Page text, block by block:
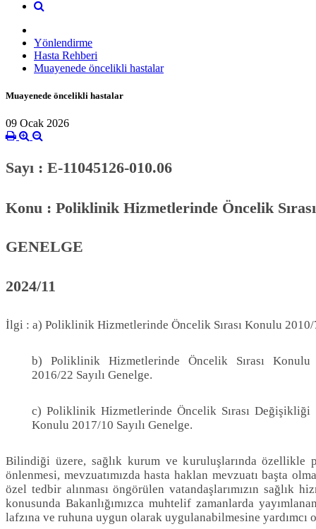
Yönlendirme
Hasta Rehberi
Muayenede öncelikli hastalar
Muayenede öncelikli hastalar
09 Ocak 2026
Sayı : E-11045126-010.06
Konu : Poliklinik Hizmetlerinde Öncelik Sırası
GENELGE
2024/11
İlgi : a) Poliklinik Hizmetlerinde Öncelik Sırası Konulu 2010/
b) Poliklinik Hizmetlerinde Öncelik Sırası Konulu
2016/22 Sayılı Genelge.
c) Poliklinik Hizmetlerinde Öncelik Sırası Değişikliği
Konulu 2017/10 Sayılı Genelge.
Bilindiği üzere, sağlık kurum ve kuruluşlarında
önlenmesi, mevzuatımızda hasta haklan mevzuatı başta
özel tedbir alınması öngörülen vatandaşlarımızın sağlık
konusunda Bakanlığımızca muhtelif zamanlarda
lafzına ve ruhuna uygun olarak uygulanabilmesine yardımcı